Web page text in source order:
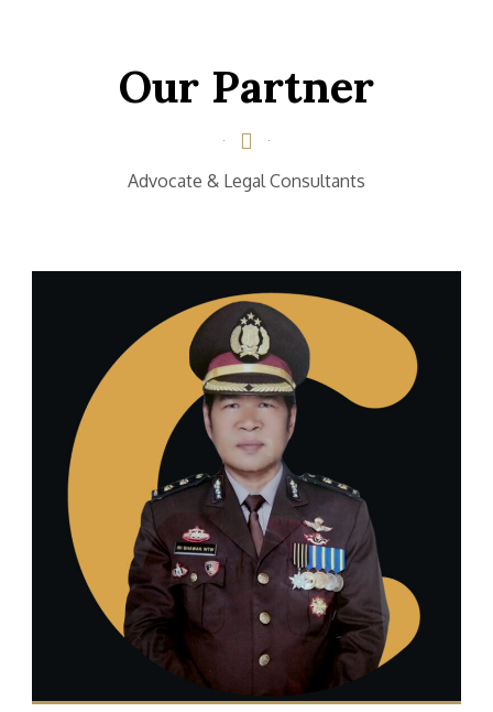
Our Partner
Advocate & Legal Consultants